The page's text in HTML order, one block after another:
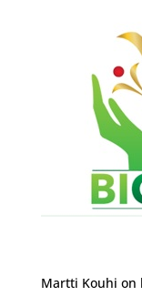
Martti Kouhi on